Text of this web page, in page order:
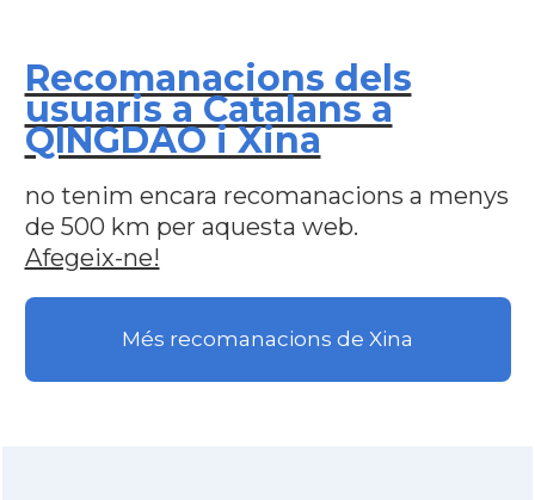
Recomanacions dels
usuaris a Catalans a
QINGDAO i Xina
no tenim encara recomanacions a menys
de 500 km per aquesta web.
Afegeix-ne!
Més recomanacions de Xina